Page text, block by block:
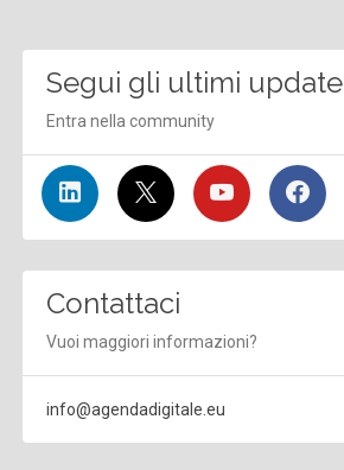
Segui gli ultimi update
Entra nella community
Contattaci
Vuoi maggiori informazioni?
info@agendadigitale.eu